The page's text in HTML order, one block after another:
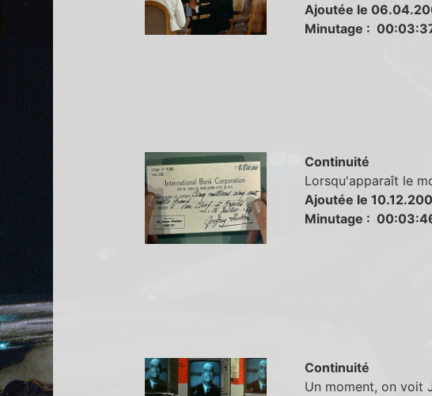
Ajoutée le
Minutage :
Continuité
Lorsqu'apparaît le
Ajoutée le
Minutage :
Continuité
Un moment, on voit